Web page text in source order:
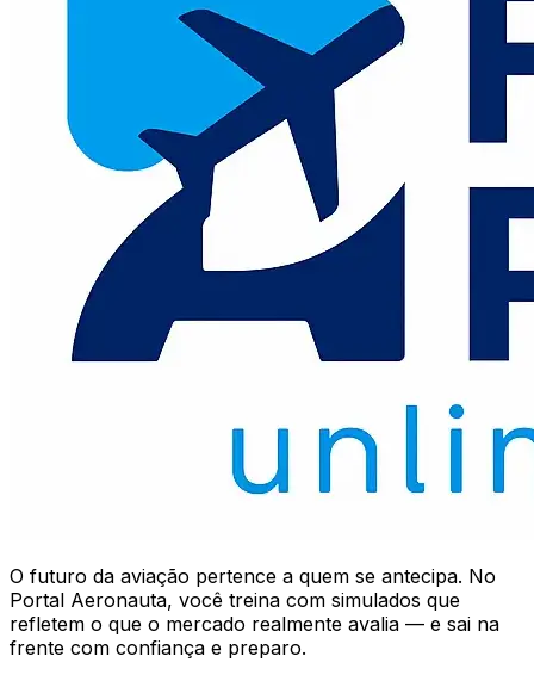
O futuro da aviação pertence a quem se antecipa. No
Portal Aeronauta, você treina com simulados que
refletem o que o mercado realmente avalia — e sai na
frente com confiança e preparo.